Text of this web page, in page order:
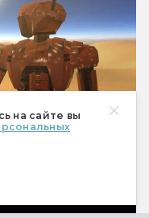
на сайте вы